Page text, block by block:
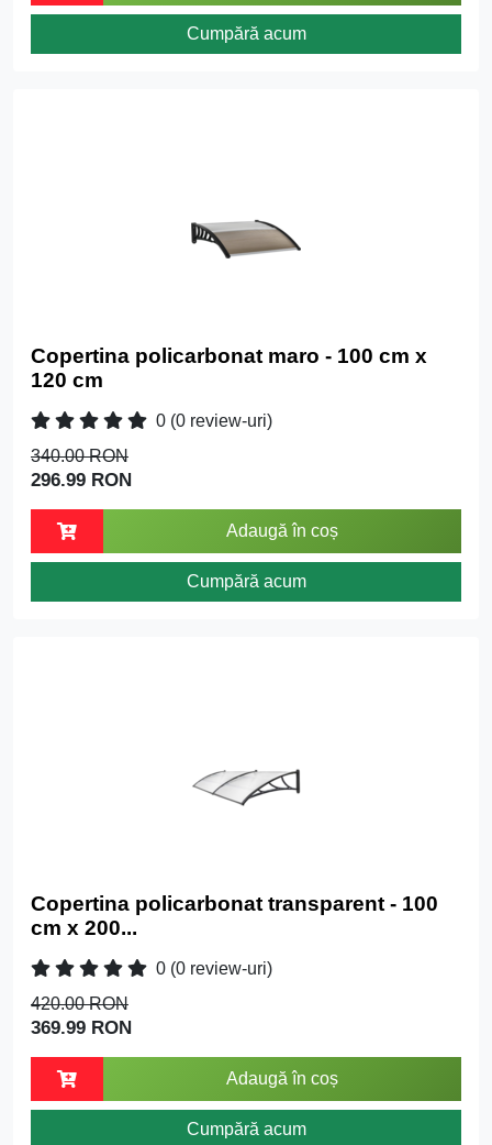
Cumpără acum
Copertina policarbonat maro - 100 cm x
120 cm
0 (0 review-uri)
340.00 RON
296.99 RON
Adaugă în coș
Cumpără acum
Copertina policarbonat transparent - 100
cm x 200...
0 (0 review-uri)
420.00 RON
369.99 RON
Adaugă în coș
Cumpără acum